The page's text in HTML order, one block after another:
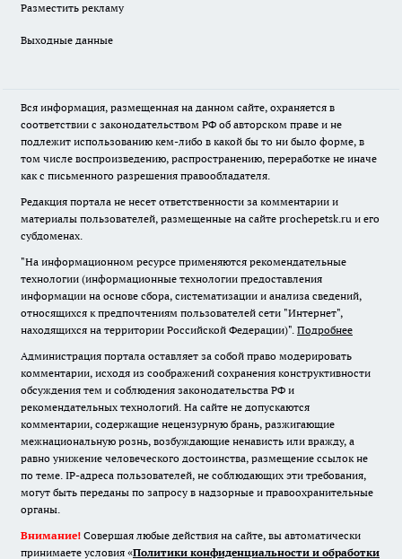
Разместить рекламу
Выходные данные
Вся информация, размещенная на данном сайте, охраняется в
соответствии с законодательством РФ об авторском праве и не
подлежит использованию кем-либо в какой бы то ни было форме, в
том числе воспроизведению, распространению, переработке не иначе
как с письменного разрешения правообладателя.
Редакция портала не несет ответственности за комментарии и
материалы пользователей, размещенные на сайте prochepetsk.ru и его
субдоменах.
"На информационном ресурсе применяются рекомендательные
технологии (информационные технологии предоставления
информации на основе сбора, систематизации и анализа сведений,
относящихся к предпочтениям пользователей сети "Интернет",
находящихся на территории Российской Федерации)". Подробнее
Администрация портала оставляет за собой право модерировать
комментарии, исходя из соображений сохранения конструктивности
обсуждения тем и соблюдения законодательства РФ и
рекомендательных технологий. На сайте не допускаются
комментарии, содержащие нецензурную брань, разжигающие
межнациональную рознь, возбуждающие ненависть или вражду, а
равно унижение человеческого достоинства, размещение ссылок не
по теме. IP-адреса пользователей, не соблюдающих эти требования,
могут быть переданы по запросу в надзорные и правоохранительные
органы.
Внимание! Совершая любые действия на сайте, вы автоматически
принимаете условия «Политики конфиденциальности и обработки